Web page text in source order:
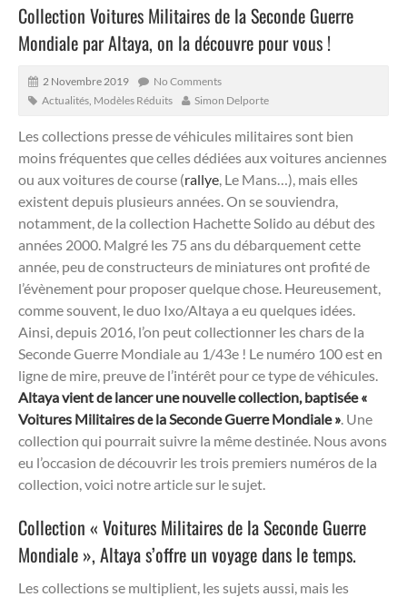
Collection Voitures Militaires de la Seconde Guerre
Mondiale par Altaya, on la découvre pour vous !
2 Novembre 2019
No Comments
Actualités Modèles Réduits Simon Delporte
Les collections presse de véhicules militaires sont bien
moins fréquentes que celles dédiées aux voitures anciennes
ou aux voitures de course (rallye, Le Mans…), mais elles
existent depuis plusieurs années. On se souviendra,
notamment, de la collection Hachette Solido au début des
années 2000. Malgré les 75 ans du débarquement cette
année, peu de constructeurs de miniatures ont profité de
l’évènement pour proposer quelque chose. Heureusement,
comme souvent, le duo Ixo/Altaya a eu quelques idées.
Ainsi, depuis 2016, l’on peut collectionner les chars de la
Seconde Guerre Mondiale au 1/43e ! Le numéro 100 est en
ligne de mire, preuve de l’intérêt pour ce type de véhicules.
Altaya vient de lancer une nouvelle collection, baptisée «
Voitures Militaires de la Seconde Guerre Mondiale ». Une
collection qui pourrait suivre la même destinée. Nous avons
eu l’occasion de découvrir les trois premiers numéros de la
collection, voici notre article sur le sujet.
Collection « Voitures Militaires de la Seconde Guerre
Mondiale », Altaya s’offre un voyage dans le temps.
Les collections se multiplient, les sujets aussi, mais les